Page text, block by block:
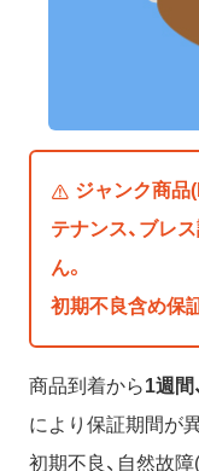
ジャンク商品
テナンス、ブレ
ん。
初期不良含め保
商品到着から1週間
により保証期間が
初期不良、自然故